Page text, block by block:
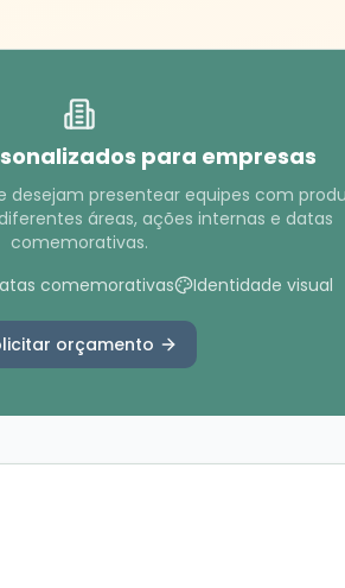
para empresas
desejam presentear equipes com
áreas, ações internas e datas
comemorativas.
comemorativas Identidade visual
orçamento